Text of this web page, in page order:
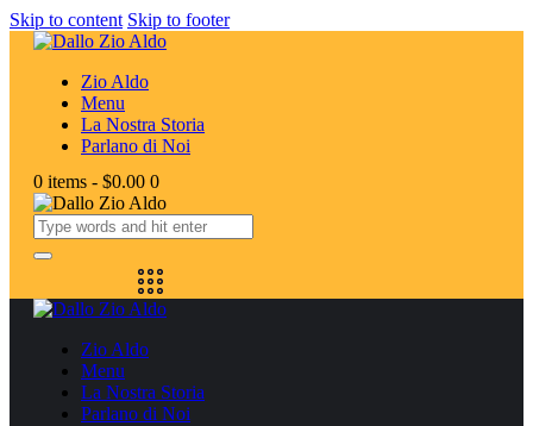
Skip to content Skip to footer
Zio Aldo
Menu
La Nostra Storia
Parlano di Noi
0 items - $0.00 0
Zio Aldo
Menu
La Nostra Storia
Parlano di Noi